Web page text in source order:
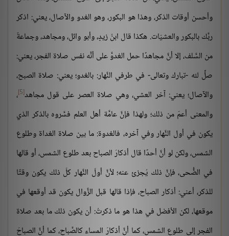
وأحسن أوقات الذكر، وهذا هو البكور، وهو الغدو والآصال، يعني: اذكر
ربَّك بالبكور والعشيّات. هكذا قال ابنُ زيدٍ، وأبو وائل، ومجاهد، وجماعةٌ
من السَّلف، إلا أنَّ مجاهدًا حمل الغدوَّ على أنَّه نفس صلاة الفجر، يعني:
صلِّ لله -تبارك وتعالى- في طرفي النَّهار: بالغدو؛ يعني: صلاة الصبح،
والآصال؛ يعني: آخر العشي، وهي صلاة العصر على قول مجاهد[5] ،
والمعنى أعمّ من ذلك؛ ولهذا فإنَّ عامَّة أهل العلم فسَّروه بالذكر الذي
يكون في أول النَّهار وفي آخره، فالغدوة: ما بين صلاة الغداة وطلوع
الشمس، ولكن لو أنَّ أحدًا قال أذكارَ الصباح بعد طلوع الشمس، أو قالها
في الضُّحى، فإنَّ ذلك يُجزئ عنه؛ لأنَّ أولَ النَّهار كلّ ذلك يكون وقتًا
للذكر، أعني: أذكار الصباح، فإذا قالها قبل الزَّوال يكون قد أوقعها في
موقعها، لكن الأفضل في هذا هو ما ذكرتُ: أن يكون ذلك ما بعد صلاة
الفجر إلى طلوع الشمس، كما أنَّ أذكارَ المساء كالصَّباح، كما أنَّ الصباحَ